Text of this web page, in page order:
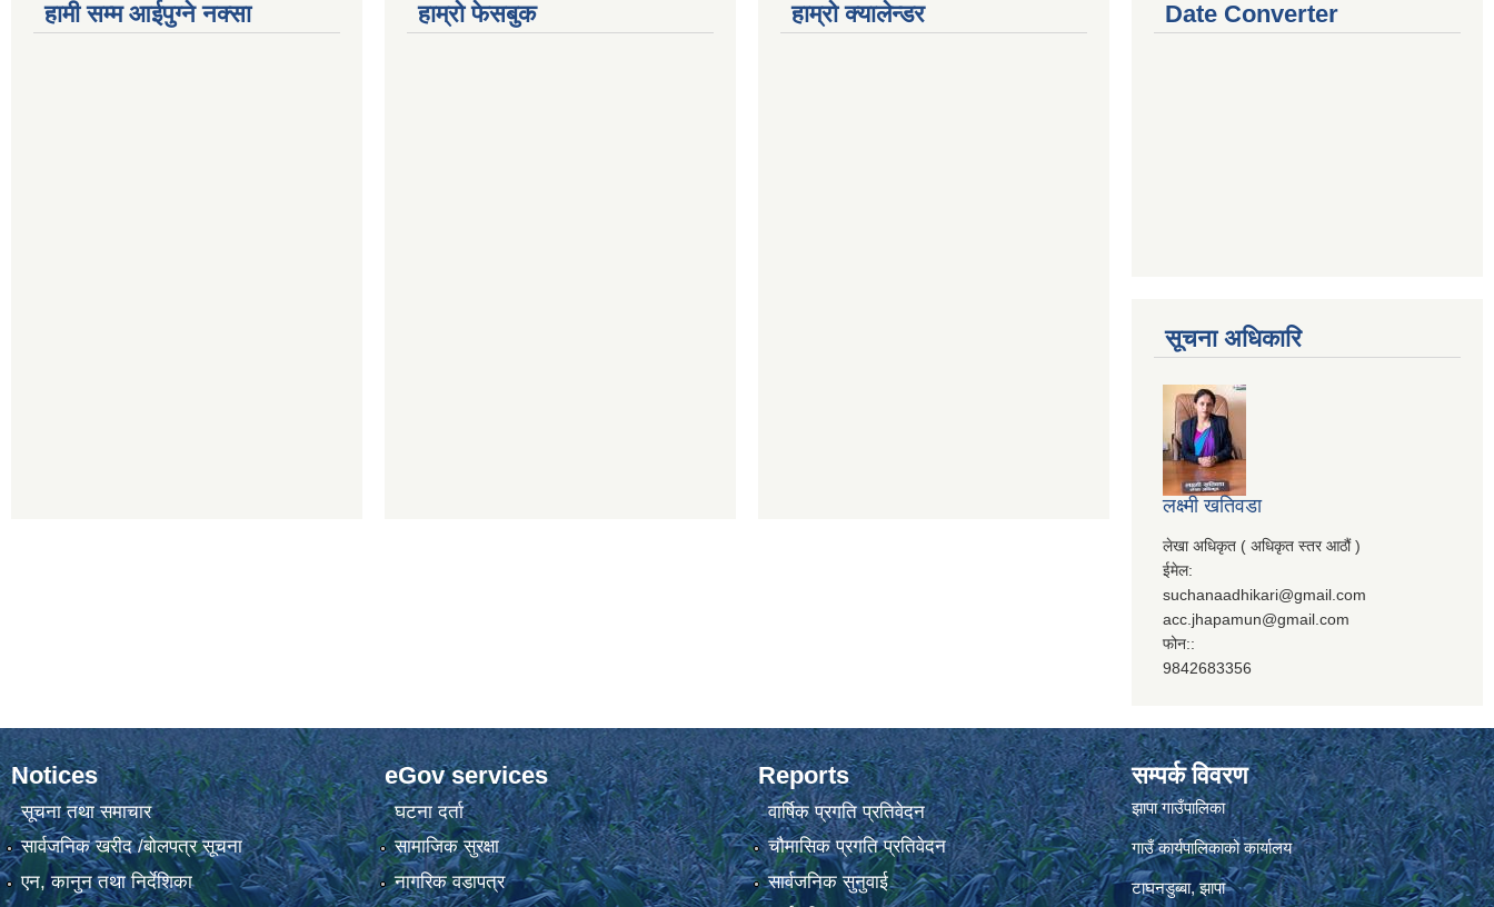
हामी सम्म आईपुग्ने नक्सा हाम्रो फेसबुक हाम्रो क्यालेन्डर Date Converter
सूचना अधिकारि
लक्ष्मी खतिवडा
लेखा अधिकृत ( अधिकृत स्तर आठौं )
ईमेल:
suchanaadhikari@gmail.com
acc.jhapamun@gmail.com
फोन::
9842683356
Notices
सूचना तथा समाचार
सार्वजनिक खरीद /बोलपत्र सूचना
एन, कानुन तथा निर्देशिका
eGov services
घटना दर्ता
सामाजिक सुरक्षा
नागरिक वडापत्र
Reports
वार्षिक प्रगति प्रतिवेदन
चौमासिक प्रगति प्रतिवेदन
सार्वजनिक सुनुवाई
सम्पर्क विवरण
झापा गाउँपालिका
गाउँ कार्यपालिकाको कार्यालय
टाघनडुब्बा, झापा